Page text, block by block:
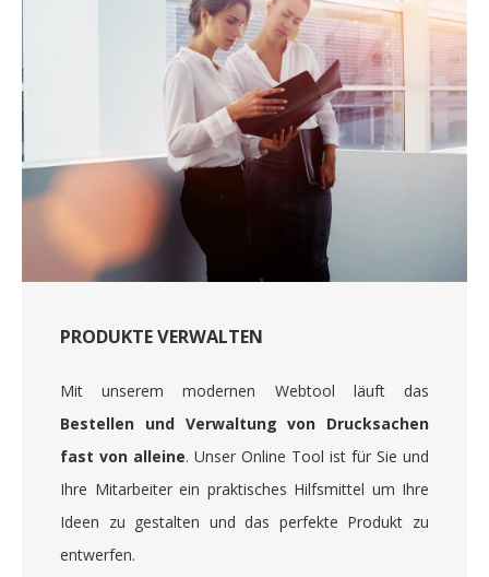
PRODUKTE VERWALTEN
Mit unserem modernen Webtool läuft das
Bestellen und Verwaltung von Drucksachen
fast von alleine. Unser Online Tool ist für Sie und
Ihre Mitarbeiter ein praktisches Hilfsmittel um Ihre
Ideen zu gestalten und das perfekte Produkt zu
entwerfen.